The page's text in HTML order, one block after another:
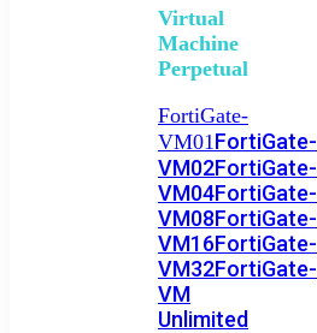
Virtual
Machine
Perpetual
FortiGate-
VM01FortiGate-
VM02FortiGate-
VM04FortiGate-
VM08FortiGate-
VM16FortiGate-
VM32FortiGate-
VM
Unlimited